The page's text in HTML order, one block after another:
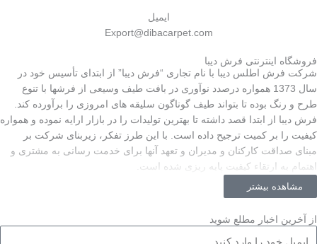
ایمیل
Export@dibacarpet.com
فروشگاه اینترنتی فرش دیبا
شرکت فرش اطلس دیبا با نام تجاری “فرش دیبا” از ابتدای تأسیس خود در
سال 1373 همواره درصدد نوآوری در بافت طیف وسیعی از فرشها با تنوع
طرح و رنگ بوده تا بتواند طیف گوناگون سلیقه های امروزی را برآورده کند.
فرش دیبا از ابتدا قصد داشته تا بهترین تولیدات را در بازار ارایه نموده و همواره
کیفیت را بر کمیت ترجیح داده است. با این طرز تفکر، زیربنای شرکت بر
مبنای صداقت کارکنان و مدیران و تعهد آنها برای خدمت رسانی به مشتری و
اهتمام به ارتقاء کیفیت پایه ریزی شده است.
مشاهده بیشتر
از آخرین اخبار مطلع شوید